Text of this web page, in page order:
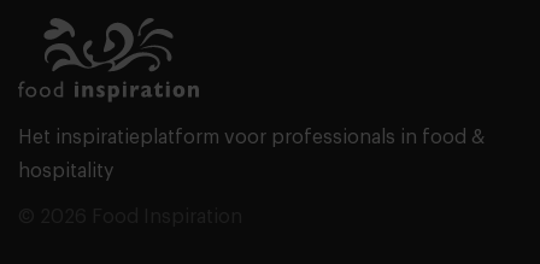
Het inspiratieplatform voor professionals in food &
hospitality